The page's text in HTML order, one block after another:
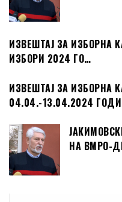
ИЗВЕШТАЈ ЗА ИЗБОРНА
ИЗБОРИ 2024 ГО…
ИЗВЕШТАЈ ЗА ИЗБОРНА
04.04.-13.04.2024
НА ВМРО-